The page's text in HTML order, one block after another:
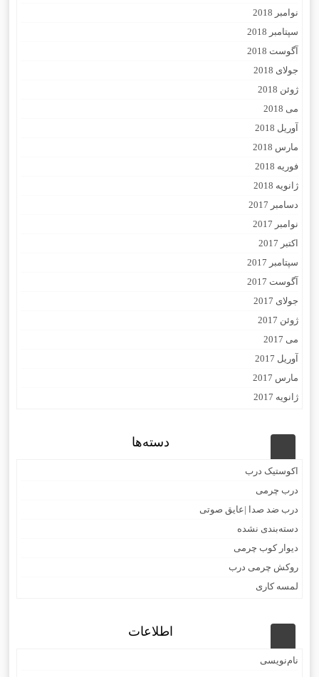
نوامبر 2018
سپتامبر 2018
آگوست 2018
جولای 2018
ژوئن 2018
می 2018
آوریل 2018
مارس 2018
فوریه 2018
ژانویه 2018
دسامبر 2017
نوامبر 2017
اکتبر 2017
سپتامبر 2017
آگوست 2017
جولای 2017
ژوئن 2017
می 2017
آوریل 2017
مارس 2017
ژانویه 2017
دسته‌ها
اکوستیک درب
درب چرمی
درب ضد صدا |عایق صوتی
دسته‌بندی نشده
دیوار کوب چرمی
روکش چرمی درب
لمسه کاری
اطلاعات
نام‌نویسی